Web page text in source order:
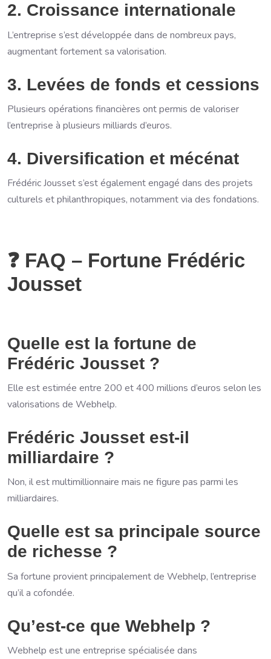
2. Croissance internationale
L’entreprise s’est développée dans de nombreux pays,
augmentant fortement sa valorisation.
3. Levées de fonds et cessions
Plusieurs opérations financières ont permis de valoriser
l’entreprise à plusieurs milliards d’euros.
4. Diversification et mécénat
Frédéric Jousset s’est également engagé dans des projets
culturels et philanthropiques, notamment via des fondations.
❓ FAQ – Fortune Frédéric
Jousset
Quelle est la fortune de
Frédéric Jousset ?
Elle est estimée entre 200 et 400 millions d’euros selon les
valorisations de Webhelp.
Frédéric Jousset est-il
milliardaire ?
Non, il est multimillionnaire mais ne figure pas parmi les
milliardaires.
Quelle est sa principale source
de richesse ?
Sa fortune provient principalement de Webhelp, l’entreprise
qu’il a cofondée.
Qu’est-ce que Webhelp ?
Webhelp est une entreprise spécialisée dans